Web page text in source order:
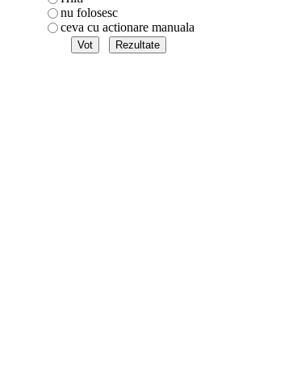
nu folosesc
ceva cu actionare manuala